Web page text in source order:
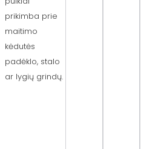
prikimba prie
maitimo
kėdutės
padėklo, stalo
ar lygių grindų.